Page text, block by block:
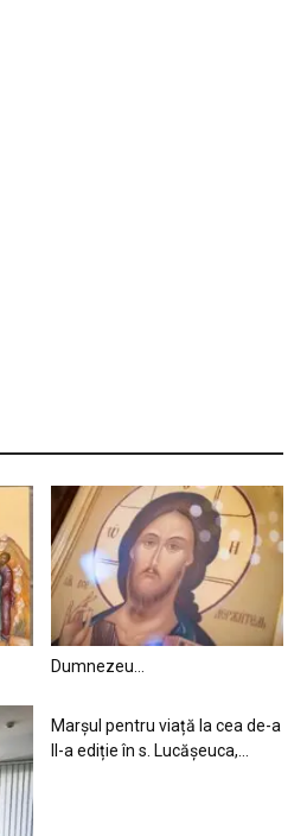
Dumnezeu…
Marșul pentru viață la cea de-a
II-a ediție în s. Lucășeuca,...